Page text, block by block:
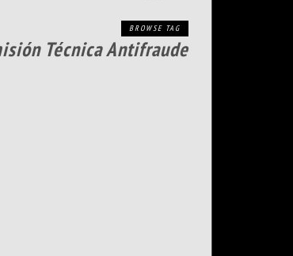
BROWSE TAG
Técnica Antifraude